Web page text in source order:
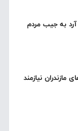
آرد به جیب مردم
مازندران نیازمند